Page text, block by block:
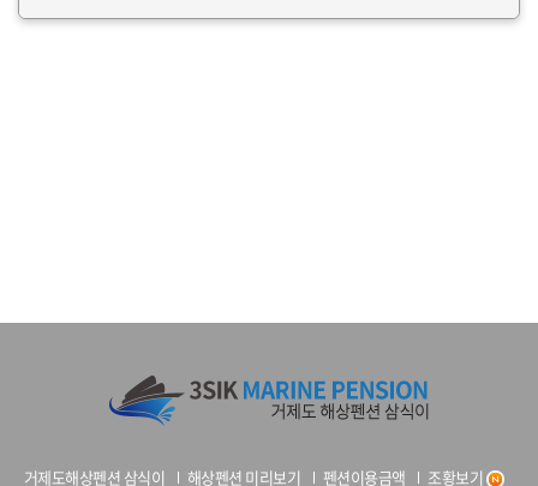
거제도해상펜션 삼식이 해상펜션 미리보기 펜션이용금액 조황보기